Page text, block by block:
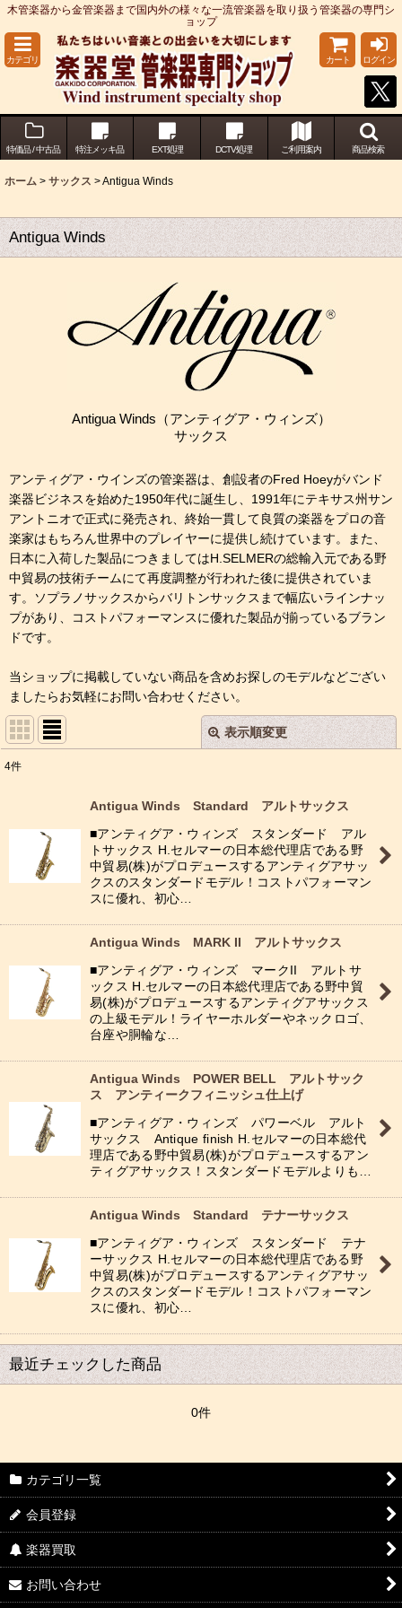
木管楽器から金管楽器まで国内外の様々な一流管楽器を取り扱う管楽器の専門シ
ョップ
カテゴリ カート ログイン
特価品 / 中古品 特注メッキ品 EXT処理 DCTV処理 ご利用案内 商品検索
ホーム > サックス >Antigua Winds
Antigua Winds
Antigua Winds（アンティグア・ウィンズ）
サックス
アンティグア・ウインズの管楽器は、創設者のFred Hoeyがバンド
楽器ビジネスを始めた1950年代に誕生し、1991年にテキサス州サン
アントニオで正式に発売され、終始一貫して良質の楽器をプロの音
楽家はもちろん世界中のプレイヤーに提供し続けています。また、
日本に入荷した製品につきましてはH.SELMERの総輸入元である野
中貿易の技術チームにて再度調整が行われた後に提供されていま
す。ソプラノサックスからバリトンサックスまで幅広いラインナッ
プがあり、コストパフォーマンスに優れた製品が揃っているブラン
ドです。
当ショップに掲載していない商品を含めお探しのモデルなどござい
ましたらお気軽にお問い合わせください。
表示順変更
並び順:
絞り込む
閉じる
4件
Antigua Winds Standard アルトサックス
■アンティグア・ウィンズ スタンダード アル
トサックス H.セルマーの日本総代理店である野
中貿易(株)がプロデュースするアンティグアサッ
クスのスタンダードモデル！コストパフォーマン
スに優れ、初心…
Antigua Winds MARK II アルトサックス
■アンティグア・ウィンズ マークII アルトサ
ックス H.セルマーの日本総代理店である野中貿
易(株)がプロデュースするアンティグアサックス
の上級モデル！ライヤーホルダーやネックロゴ、
台座や胴輪な…
Antigua Winds POWER BELL アルトサック
ス アンティークフィニッシュ仕上げ
■アンティグア・ウィンズ パワーベル アルト
サックス Antique finish H.セルマーの日本総代
理店である野中貿易(株)がプロデュースするアン
ティグアサックス！スタンダードモデルよりも…
Antigua Winds Standard テナーサックス
■アンティグア・ウィンズ スタンダード テナ
ーサックス H.セルマーの日本総代理店である野
中貿易(株)がプロデュースするアンティグアサッ
クスのスタンダードモデル！コストパフォーマン
スに優れ、初心…
最近チェックした商品
0件
カテゴリ一覧
会員登録
楽器買取
お問い合わせ